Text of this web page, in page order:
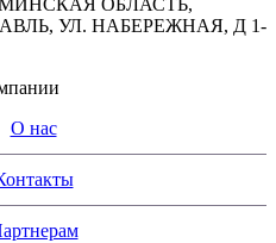
МИНСКАЯ ОБЛАСТЬ,
УЛ. НАБЕРЕЖНАЯ, Д 1-
О нас